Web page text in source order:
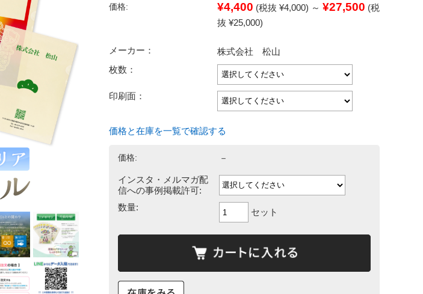
価格: ¥4,400 (税抜 ¥4,000) ～ ¥27,500 (税
抜 ¥25,000)
メーカー：
株式会社 松山
枚数：
印刷面：
価格と在庫を一覧で確認する
価格: －
インスタ・メルマガ配
信への事例掲載許可:
数量:
セット